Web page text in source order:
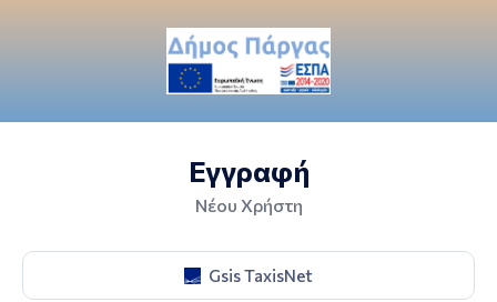
Εγγραφή
Νέου Χρήστη
Gsis TaxisNet